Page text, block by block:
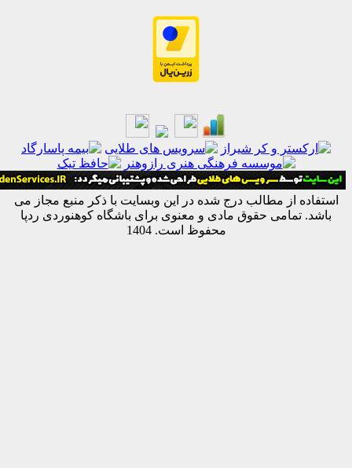
از مطالب درج شده در این وبسایت با ذکر منبع مجاز می
تمامی حقوق مادی و معنوی برای باشگاه کوهنوردی ردپا
محفوظ است. 1404